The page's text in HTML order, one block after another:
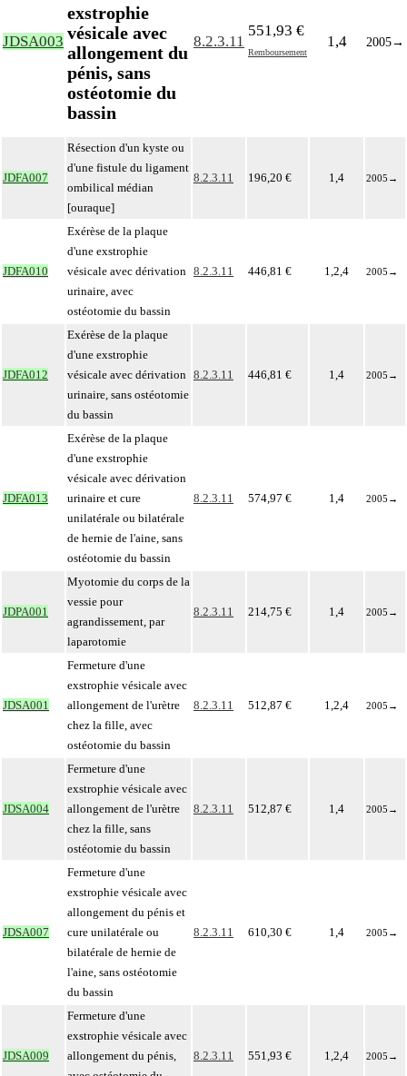
JDSA003
exstrophie
vésicale avec
allongement du
pénis, sans
ostéotomie du
bassin
8.2.3.11
551,93 €
Remboursement
1,4 2005→
JDFA007
Résection d'un kyste ou
d'une fistule du ligament
ombilical médian
[ouraque]
8.2.3.11 196,20 € 1,4 2005 →
JDFA010
Exérèse de la plaque
d'une exstrophie
vésicale avec dérivation
urinaire, avec
ostéotomie du bassin
8.2.3.11 446,81 € 1,2,4 2005 →
JDFA012
Exérèse de la plaque
d'une exstrophie
vésicale avec dérivation
urinaire, sans ostéotomie
du bassin
8.2.3.11 446,81 € 1,4 2005 →
JDFA013
Exérèse de la plaque
d'une exstrophie
vésicale avec dérivation
urinaire et cure
unilatérale ou bilatérale
de hernie de l'aine, sans
ostéotomie du bassin
8.2.3.11 574,97 € 1,4 2005 →
JDPA001
Myotomie du corps de la
vessie pour
agrandissement, par
laparotomie
8.2.3.11 214,75 € 1,4 2005 →
JDSA001
Fermeture d'une
exstrophie vésicale avec
allongement de l'urètre
chez la fille, avec
ostéotomie du bassin
8.2.3.11 512,87 € 1,2,4 2005 →
JDSA004
Fermeture d'une
exstrophie vésicale avec
allongement de l'urètre
chez la fille, sans
ostéotomie du bassin
8.2.3.11 512,87 € 1,4 2005 →
JDSA007
Fermeture d'une
exstrophie vésicale avec
allongement du pénis et
cure unilatérale ou
bilatérale de hernie de
l'aine, sans ostéotomie
du bassin
8.2.3.11 610,30 € 1,4 2005 →
JDSA009
Fermeture d'une
exstrophie vésicale avec
allongement du pénis,
8.2.3.11 551,93 € 1,2,4 2005 →